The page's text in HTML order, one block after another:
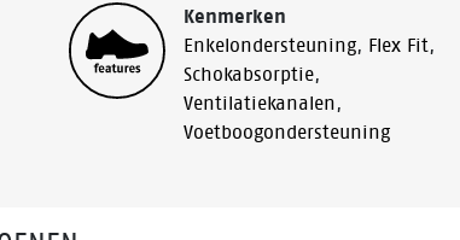
Kenmerken
Enkelondersteuning, Flex Fit,
Schokabsorptie,
Ventilatiekanalen,
Voetboogondersteuning